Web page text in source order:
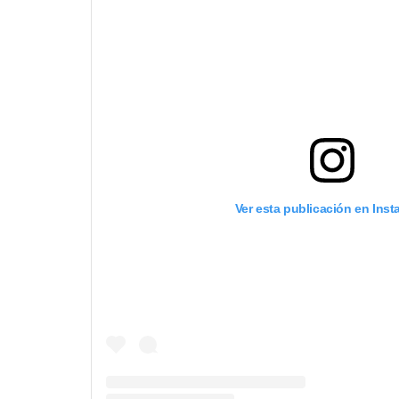
Ver esta publicación en